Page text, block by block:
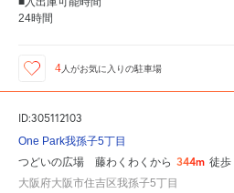
24時間
4 人がお気に入りの駐車場
ID:305112103
One Park我孫子5丁目
つどいの広場 藤わくわくから 344m 徒歩
大阪府大阪市住吉区我孫子5丁目